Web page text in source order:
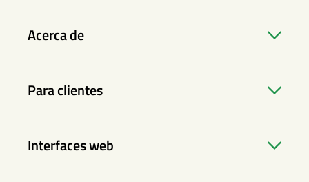
Acerca de
Para clientes
Interfaces web